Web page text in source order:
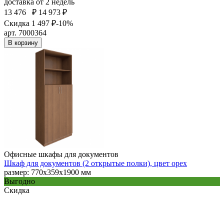
13 476
₽ 14 973 ₽
Скидка 1 497 ₽-10%
арт. 7000364
В корзину
Офисные шкафы для документов
Шкаф для документов (2 открытые полки), цвет орех
размер: 770х359х1900 мм
Выгодно
Скидка